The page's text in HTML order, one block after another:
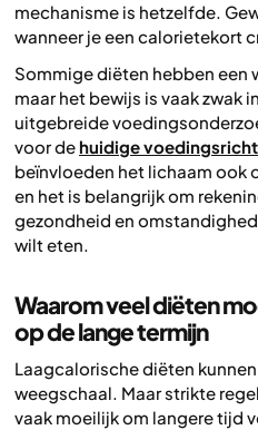
mechanisme is hetzelfde.
wanneer je een calorietekort
Sommige diëten hebben een
maar het bewijs is vaak zwak
uitgebreide
voor de huidige
beïnvloeden het lichaam ook
en het is belangrijk om
gezondheid en
wilt eten.
Waarom veel diëten
op de lange termijn
Laagcalorische diëten
weegschaal. Maar strikte
vaak moeilijk om langere tijd